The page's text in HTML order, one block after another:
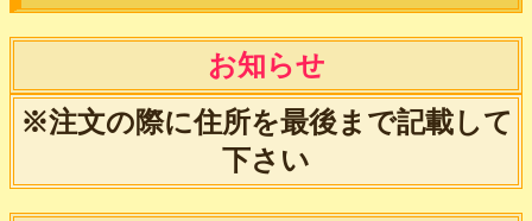
お知らせ
※注文の際に住所を最後まで記載して
下さい